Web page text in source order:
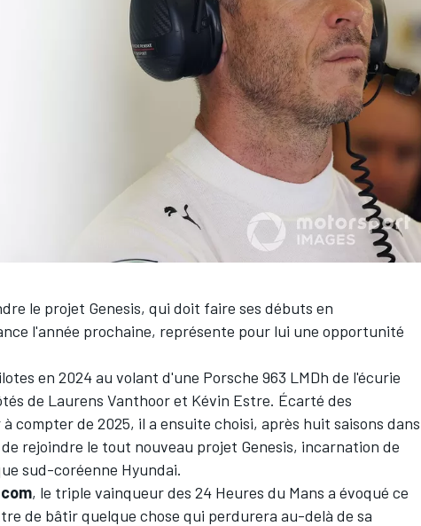
le projet Genesis, qui doit faire ses débuts en
l'année prochaine, représente pour lui une opportunité
en 2024 au volant d'une Porsche 963 LMDh de l'écurie
de Laurens Vanthooret Kévin Estre. Écarté des
compter de 2025, il a ensuite choisi, après huit saisons dans
rejoindre le tout nouveau projet Genesis, incarnation de
sud-coréenne Hyundai.
, le triple vainqueur des 24 Heures du Mans a évoqué ce
de bâtir quelque chose qui perdurera au-delà de sa